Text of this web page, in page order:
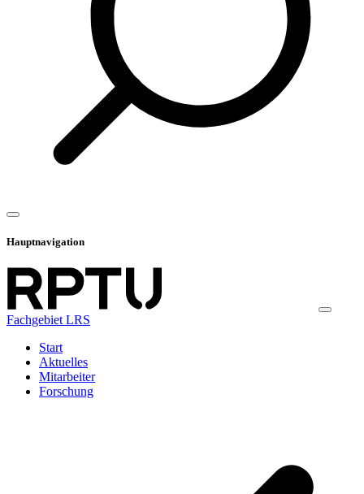
Hauptnavigation
Fachgebiet LRS
Start
Aktuelles
Mitarbeiter
Forschung